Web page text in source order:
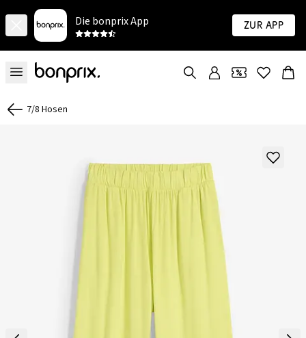
Die bonprix App Zur App
7/8 Hosen